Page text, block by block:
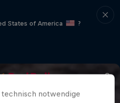
States of America
?
notwendige